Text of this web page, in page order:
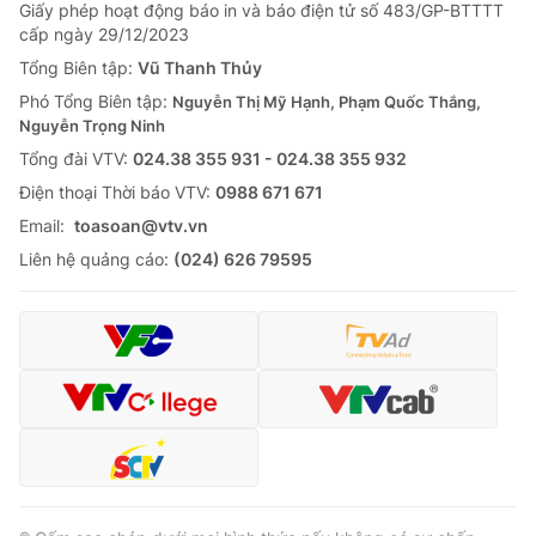
Sản phẩm
Thị trường
Tư vấn
Lịch phát sóng
Chuyên mục khác
Emagazine Podcast
Photo Infographic
Shorts video
VTV Money VTV Thể thao
VTV Sức khoẻ
Giấy phép hoạt động báo in và báo điện tử số 483/GP-BTTTT
cấp ngày 29/12/2023
Tổng Biên tập: Vũ Thanh Thủy
Phó Tổng Biên tập: Nguyễn Thị Mỹ Hạnh, Phạm Quốc Thắng,
Nguyễn Trọng Ninh
Tổng đài VTV: 024.38 355 931 - 024.38 355 932
Ðiện thoại Thời báo VTV: 0988 671 671
Email: toasoan@vtv.vn
Liên hệ quảng cáo: (024) 626 79595